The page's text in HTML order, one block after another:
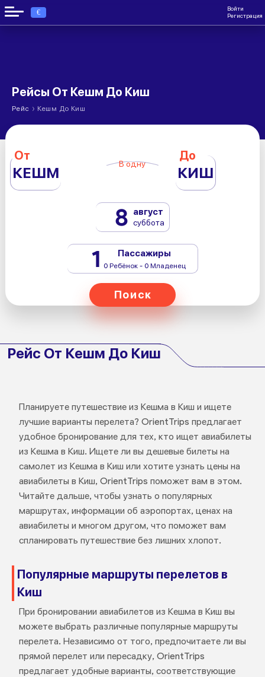
€
Войти
Регистрация
Рейсы От Кешм До Киш
Рейс › Кешм До Киш
От
КЕШМ В одну
До
КИШ
8 август
суббота
1 Пассажиры
0 Ребёнок - 0 Младенец
Поиск
Рейс От Кешм До Киш
Планируете путешествие из Кешма в Киш и ищете
лучшие варианты перелета? OrientTrips предлагает
удобное бронирование для тех, кто ищет авиабилеты
из Кешма в Киш. Ищете ли вы дешевые билеты на
самолет из Кешма в Киш или хотите узнать цены на
авиабилеты в Киш, OrientTrips поможет вам в этом.
Читайте дальше, чтобы узнать о популярных
маршрутах, информации об аэропортах, ценах на
авиабилеты и многом другом, что поможет вам
спланировать путешествие без лишних хлопот.
Популярные маршруты перелетов в
Киш
При бронировании авиабилетов из Кешма в Киш вы
можете выбрать различные популярные маршруты
перелета. Независимо от того, предпочитаете ли вы
прямой перелет или пересадку, OrientTrips
предлагает удобные варианты, соответствующие